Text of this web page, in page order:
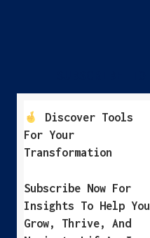
Discover Tools
For Your
Transformation
Subscribe Now For
Insights To Help You
Grow, Thrive, And